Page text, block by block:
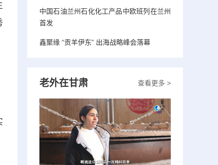
中国石油兰州石化化工产品中欧班列在兰州
首发
鑫聚缘 “贡羊伊东” 出海战略峰会落幕
查看更多 >
老外在甘肃